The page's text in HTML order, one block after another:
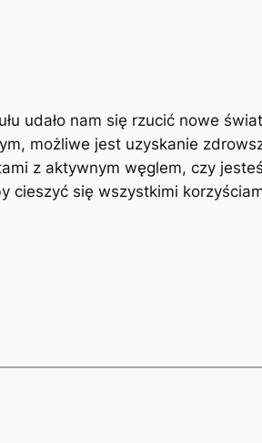
udało nam się rzucić nowe
możliwe jest uzyskanie
z aktywnym węglem, czy
cieszyć się wszystkimi